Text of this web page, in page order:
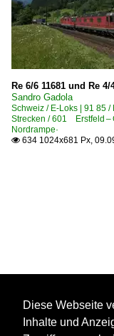
Re 6/6 11681 und Re
Sandro Gadola
Schweiz / E-Loks | 91 85 /
Strecken / 601 Erstfeld
Nordrampe·
 634 1024x681 Px,
Diese Webseite
Inhalte und